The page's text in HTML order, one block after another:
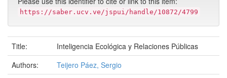
https://saber.ucv.ve/jspui/handle/10872/4799
Title:
Inteligencia Ecológica y Relaciones Públicas
Authors:
Teijero Páez, Sergio